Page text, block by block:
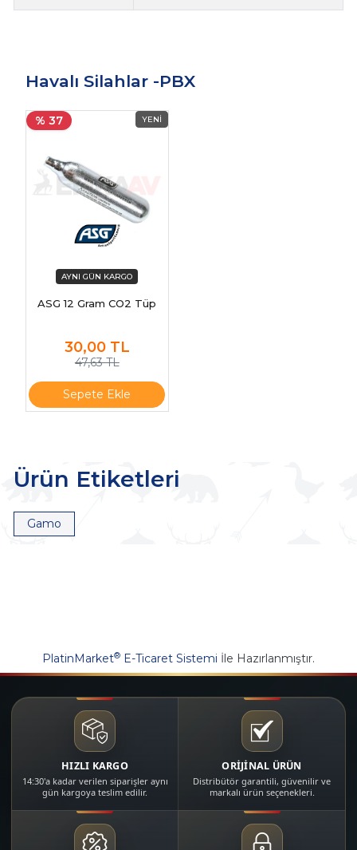
Havalı Silahlar -PBX
% 37
ASG 12 Gram CO2 Tüp
30,00 TL
47,63 TL
Sepete Ekle
Ürün Etiketleri
Gamo
PlatinMarket® E-Ticaret Sistemi İle Hazırlanmıştır.
HIZLI KARGO
14:30'a kadar verilen siparişler aynı
gün kargoya teslim edilir.
ORİJİNAL ÜRÜN
Distribütör garantili, güvenilir ve
markalı ürün seçenekleri.